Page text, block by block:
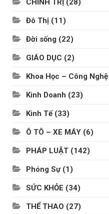
CHÍNH TRỊ (28)
Đô Thị (11)
Đời sống (22)
GIÁO DỤC (2)
Khoa Học – Công Nghệ
Kinh Doanh (23)
Kinh Tế (33)
Ô TÔ – XE MÁY (6)
PHÁP LUẬT (142)
Phóng Sự(1)
SỨC KHỎE (34)
THỂ THAO (27)